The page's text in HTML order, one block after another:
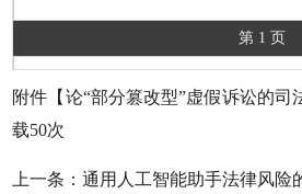
第 1 页
附件【 论“部分篡改型”虚假诉讼的司
载50次
上一条：通用人工智能助手法律风险